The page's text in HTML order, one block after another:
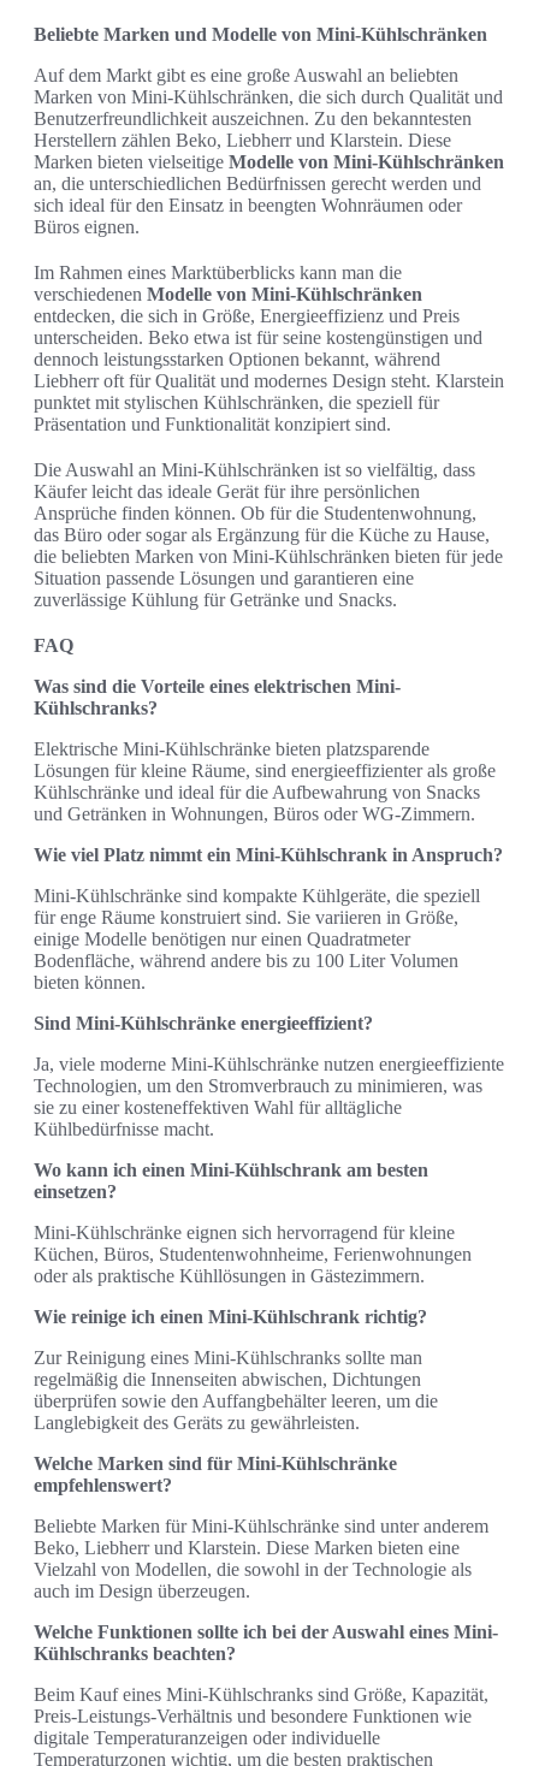
Beliebte Marken und Modelle von Mini-Kühlschränken
Auf dem Markt gibt es eine große Auswahl an beliebten
Marken von Mini-Kühlschränken, die sich durch Qualität und
Benutzerfreundlichkeit auszeichnen. Zu den bekanntesten
Herstellern zählen Beko, Liebherr und Klarstein. Diese
Marken bieten vielseitige Modelle von Mini-Kühlschränken
an, die unterschiedlichen Bedürfnissen gerecht werden und
sich ideal für den Einsatz in beengten Wohnräumen oder
Büros eignen.
Im Rahmen eines Marktüberblicks kann man die
verschiedenen Modelle von Mini-Kühlschränken
entdecken, die sich in Größe, Energieeffizienz und Preis
unterscheiden. Beko etwa ist für seine kostengünstigen und
dennoch leistungsstarken Optionen bekannt, während
Liebherr oft für Qualität und modernes Design steht. Klarstein
punktet mit stylischen Kühlschränken, die speziell für
Präsentation und Funktionalität konzipiert sind.
Die Auswahl an Mini-Kühlschränken ist so vielfältig, dass
Käufer leicht das ideale Gerät für ihre persönlichen
Ansprüche finden können. Ob für die Studentenwohnung,
das Büro oder sogar als Ergänzung für die Küche zu Hause,
die beliebten Marken von Mini-Kühlschränken bieten für jede
Situation passende Lösungen und garantieren eine
zuverlässige Kühlung für Getränke und Snacks.
FAQ
Was sind die Vorteile eines elektrischen Mini-
Kühlschranks?
Elektrische Mini-Kühlschränke bieten platzsparende
Lösungen für kleine Räume, sind energieeffizienter als große
Kühlschränke und ideal für die Aufbewahrung von Snacks
und Getränken in Wohnungen, Büros oder WG-Zimmern.
Wie viel Platz nimmt ein Mini-Kühlschrank in Anspruch?
Mini-Kühlschränke sind kompakte Kühlgeräte, die speziell
für enge Räume konstruiert sind. Sie variieren in Größe,
einige Modelle benötigen nur einen Quadratmeter
Bodenfläche, während andere bis zu 100 Liter Volumen
bieten können.
Sind Mini-Kühlschränke energieeffizient?
Ja, viele moderne Mini-Kühlschränke nutzen energieeffiziente
Technologien, um den Stromverbrauch zu minimieren, was
sie zu einer kosteneffektiven Wahl für alltägliche
Kühlbedürfnisse macht.
Wo kann ich einen Mini-Kühlschrank am besten
einsetzen?
Mini-Kühlschränke eignen sich hervorragend für kleine
Küchen, Büros, Studentenwohnheime, Ferienwohnungen
oder als praktische Kühllösungen in Gästezimmern.
Wie reinige ich einen Mini-Kühlschrank richtig?
Zur Reinigung eines Mini-Kühlschranks sollte man
regelmäßig die Innenseiten abwischen, Dichtungen
überprüfen sowie den Auffangbehälter leeren, um die
Langlebigkeit des Geräts zu gewährleisten.
Welche Marken sind für Mini-Kühlschränke
empfehlenswert?
Beliebte Marken für Mini-Kühlschränke sind unter anderem
Beko, Liebherr und Klarstein. Diese Marken bieten eine
Vielzahl von Modellen, die sowohl in der Technologie als
auch im Design überzeugen.
Welche Funktionen sollte ich bei der Auswahl eines Mini-
Kühlschranks beachten?
Beim Kauf eines Mini-Kühlschranks sind Größe, Kapazität,
Preis-Leistungs-Verhältnis und besondere Funktionen wie
digitale Temperaturanzeigen oder individuelle
Temperaturzonen wichtig, um die besten praktischen